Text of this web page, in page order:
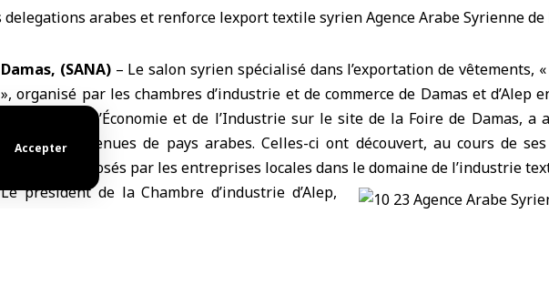
Accepter
Damas, (SANA)– Le salon syrien spécialisé dans l’exportation de vêtements, «
», organisé par les chambres d’industrie et de commerce de Damas et d’Alep
ministère de l’Économie et de l’Industrie sur le site de la Foire de Damas, a
délégations venues de pays arabes. Celles-ci ont découvert, au cours de
produits proposés par les entreprises locales dans le domaine de l’industrie
Le président de la Chambre d’industrie d’Alep,